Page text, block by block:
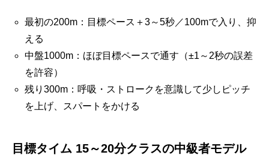
最初の200m：目標ペース＋3～5秒／100mで入り、抑
える
中盤1000m：ほぼ目標ペースで通す（±1～2秒の誤差
を許容）
残り300m：呼吸・ストロークを意識して少しピッチ
を上げ、スパートをかける
目標タイム 15～20分クラスの中級者モデル